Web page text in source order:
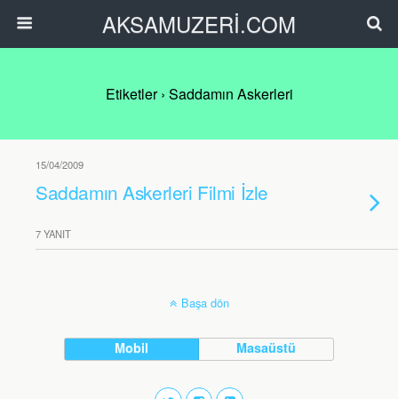
AKSAMUZERİ.COM
Etiketler › Saddamın Askerleri
15/04/2009
Saddamın Askerleri Filmi İzle
7 YANIT
Başa dön
Mobil Masaüstü